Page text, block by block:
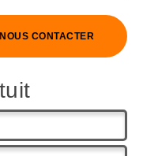
NOUS CONTACTER